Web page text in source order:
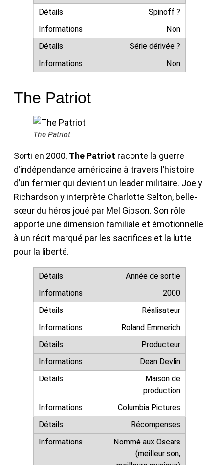
Spinoff ?
Non
Série dérivée ?
Non
The Patriot
The Patriot
Sorti en 2000, The Patriot raconte la guerre
d’indépendance américaine à travers l’histoire
d’un fermier qui devient un leader militaire. Joely
Richardson y interprète Charlotte Selton, belle-
sœur du héros joué par Mel Gibson. Son rôle
apporte une dimension familiale et émotionnelle
à un récit marqué par les sacrifices et la lutte
pour la liberté.
Année de sortie
2000
Réalisateur
Roland Emmerich
Producteur
Dean Devlin
Maison de
production
Columbia Pictures
Récompenses
Nommé aux Oscars
(meilleur son,